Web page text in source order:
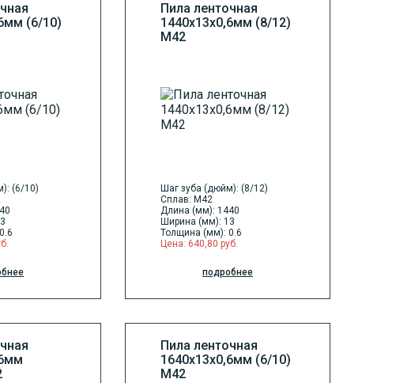
(6/10)
(6/10)
Пила ленточная
1440х13х0,6мм (8/12)
М42
Шаг зуба (дюйм): (8/12)
Сплав: M42
Длина (мм): 1440
Ширина (мм): 13
Толщина (мм): 0.6
Цена: 640,80 руб.
подробнее
Пила ленточная
1640х13х0,6мм (6/10)
М42